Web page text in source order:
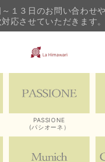
～１３日のお問い合わせ
応させていただきます。
PASSIONE
(パシオーネ）